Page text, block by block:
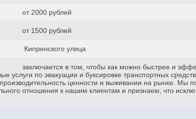
от 2000 рублей
от 1500 рублей
Кипренского улица
заключается в том, чтобы как можно быстрее и
услуги по эвакуации и буксировке транспортных
ценности и выживании на рынке. Мы
отношения к нашим клиентам и признаем, что